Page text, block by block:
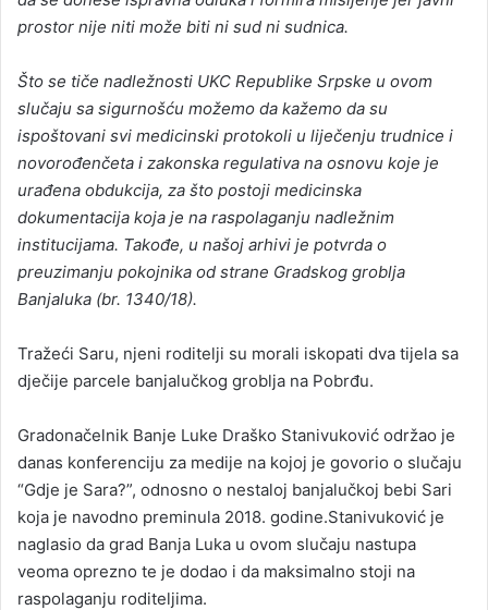
prostor nije niti može biti ni sud ni sudnica.
Što se tiče nadležnosti UKC Republike Srpske u ovom
slučaju sa sigurnošću možemo da kažemo da su
ispoštovani svi medicinski protokoli u liječenju trudnice i
novorođenčeta i zakonska regulativa na osnovu koje je
urađena obdukcija, za što postoji medicinska
dokumentacija koja je na raspolaganju nadležnim
institucijama. Takođe, u našoj arhivi je potvrda o
preuzimanju pokojnika od strane Gradskog groblja
Banjaluka (br. 1340/18).
Tražeći Saru, njeni roditelji su morali iskopati dva tijela sa
dječije parcele banjalučkog groblja na Pobrđu.
Gradonačelnik Banje Luke Draško Stanivuković održao je
danas konferenciju za medije na kojoj je govorio o slučaju
“Gdje je Sara?”, odnosno o nestaloj banjalučkoj bebi Sari
koja je navodno preminula 2018. godine.Stanivuković je
naglasio da grad Banja Luka u ovom slučaju nastupa
veoma oprezno te je dodao i da maksimalno stoji na
raspolaganju roditeljima.